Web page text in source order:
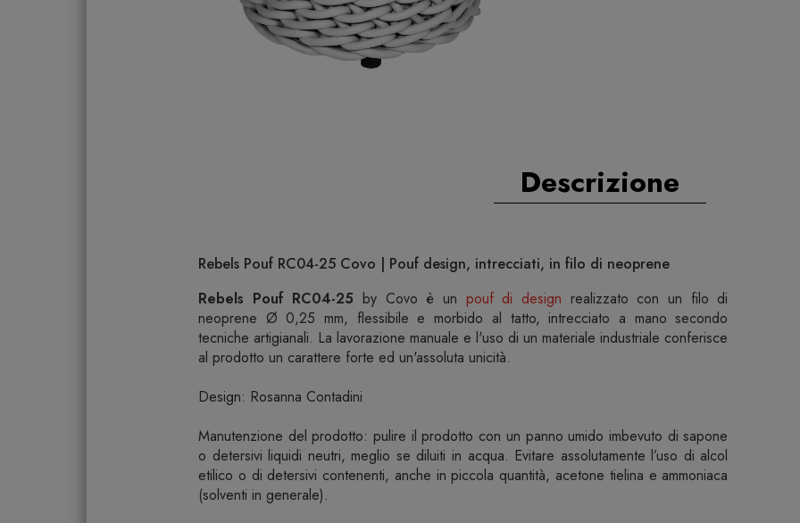
Descrizione
Rebels Pouf RC04-25 Covo | Pouf design, intrecciati, in filo di neoprene
Rebels Pouf RC04-25 by Covo è un pouf di design realizzato con un filo di
neoprene Ø 0,25 mm, flessibile e morbido al tatto, intrecciato a mano secondo
tecniche artigianali. La lavorazione manuale e l'uso di un materiale industriale conferisce
al prodotto un carattere forte ed un'assoluta unicità.
Design: Rosanna Contadini
Manutenzione del prodotto: pulire il prodotto con un panno umido imbevuto di sapone
o detersivi liquidi neutri, meglio se diluiti in acqua. Evitare assolutamente l’uso di alcol
etilico o di detersivi contenenti, anche in piccola quantità, acetone tielina e ammoniaca
(solventi in generale).